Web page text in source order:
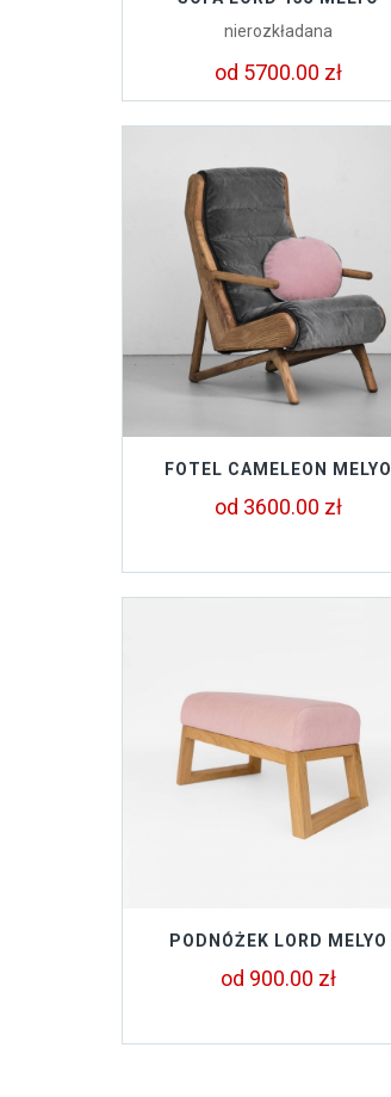
nierozkładana
od 5700.00 zł
FOTEL CAMELEON MELYO
od 3600.00 zł
PODNÓŻEK LORD MELYO
od 900.00 zł